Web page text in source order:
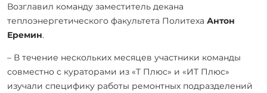
Возглавил команду заместитель декана
теплоэнергетического факультета Политеха Антон
Еремин.
– В течение нескольких месяцев участники команды
совместно с кураторами из «Т Плюс» и «ИТ Плюс»
изучали специфику работы ремонтных подразделений